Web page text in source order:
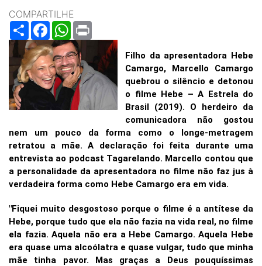
COMPARTILHE
ShareFacebookWhatsApp
Filho da apresentadora Hebe
Camargo, Marcello Camargo
quebrou o silêncio e detonou
o filme Hebe – A Estrela do
Brasil (2019). O herdeiro da
comunicadora não gostou
nem um pouco da forma como o longe-metragem
retratou a mãe. A declaração foi feita durante uma
entrevista ao podcast Tagarelando. Marcello contou que
a personalidade da apresentadora no filme não faz jus à
verdadeira forma como Hebe Camargo era em vida.
"Fiquei muito desgostoso porque o filme é a antítese da
Hebe, porque tudo que ela não fazia na vida real, no filme
ela fazia. Aquela não era a Hebe Camargo. Aquela Hebe
era quase uma alcoólatra e quase vulgar, tudo que minha
mãe tinha pavor. Mas graças a Deus pouquíssimas